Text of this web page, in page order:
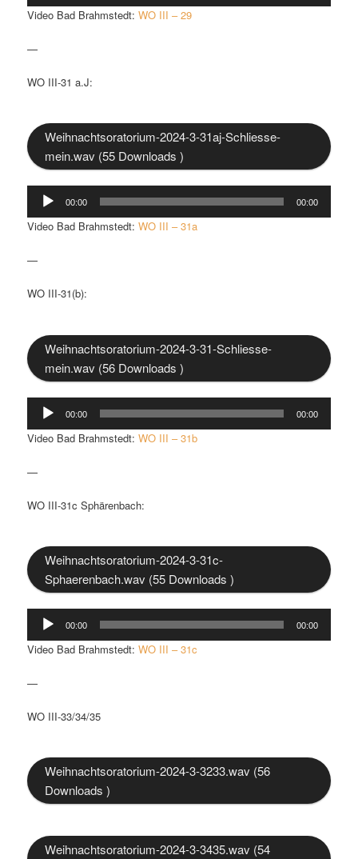
Video Bad Brahmstedt:WO III – 29
—
WO III-31 a.J:
Weihnachtsoratorium-2024-3-31aj-Schliesse-
mein.wav (55 Downloads )
Audio-
Player
00:00 00:00
Video Bad Brahmstedt:WO III – 31a
—
WO III-31(b):
Weihnachtsoratorium-2024-3-31-Schliesse-
mein.wav (56 Downloads )
Audio-
Player
00:00 00:00
Video Bad Brahmstedt:WO III – 31b
—
WO III-31c Sphärenbach:
Weihnachtsoratorium-2024-3-31c-
Sphaerenbach.wav (55 Downloads )
Audio-
Player
00:00 00:00
Video Bad Brahmstedt:WO III – 31c
—
WO III-33/34/35
Weihnachtsoratorium-2024-3-3233.wav (56
Downloads )
Weihnachtsoratorium-2024-3-3435.wav (54